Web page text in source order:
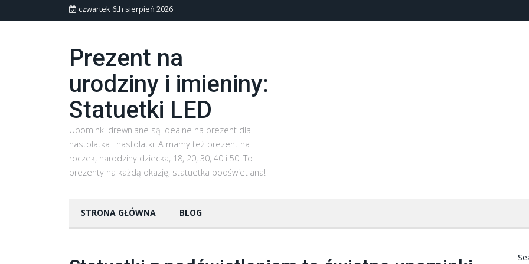
czwartek 6th sierpień 2026
Prezent na
urodziny i imieniny:
Statuetki LED
Upominki drewniane są idealne na prezent dla
nastolatka i nastolatki. A mamy też prezent na
roczek, narodziny dziecka, 18, 20, 30, 40 i 50. To
prezenty na każdą okazję, statuetka podświetlana!
STRONA GŁÓWNA BLOG